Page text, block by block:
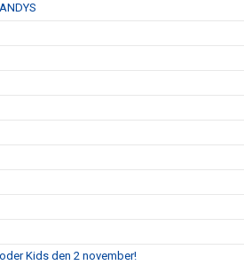
Kids den 2 november!